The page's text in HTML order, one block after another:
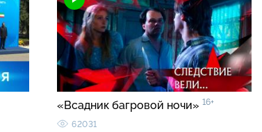
«Всадник багровой ночи» 16+
62031